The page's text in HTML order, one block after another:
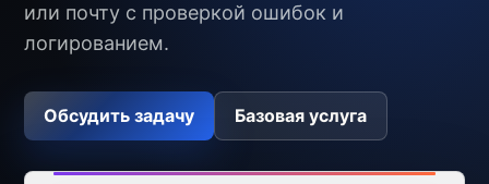
или почту с проверкой ошибок и
логированием.
Обсудить задачу Базовая услуга